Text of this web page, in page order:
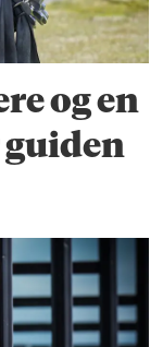
og en
guiden